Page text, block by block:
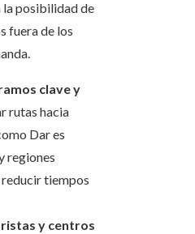
posibilidad de
fuera de los
clave y
rutas hacia
Dar es
regiones
tiempos
y centros